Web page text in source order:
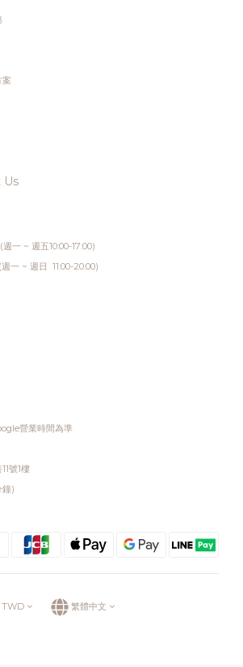
案
Us
一 ~ 週五10:00-17:00)
一 ~ 週日 11:00-20:00)
營業時間為準
號1樓
鐘)
TWD 繁體中文